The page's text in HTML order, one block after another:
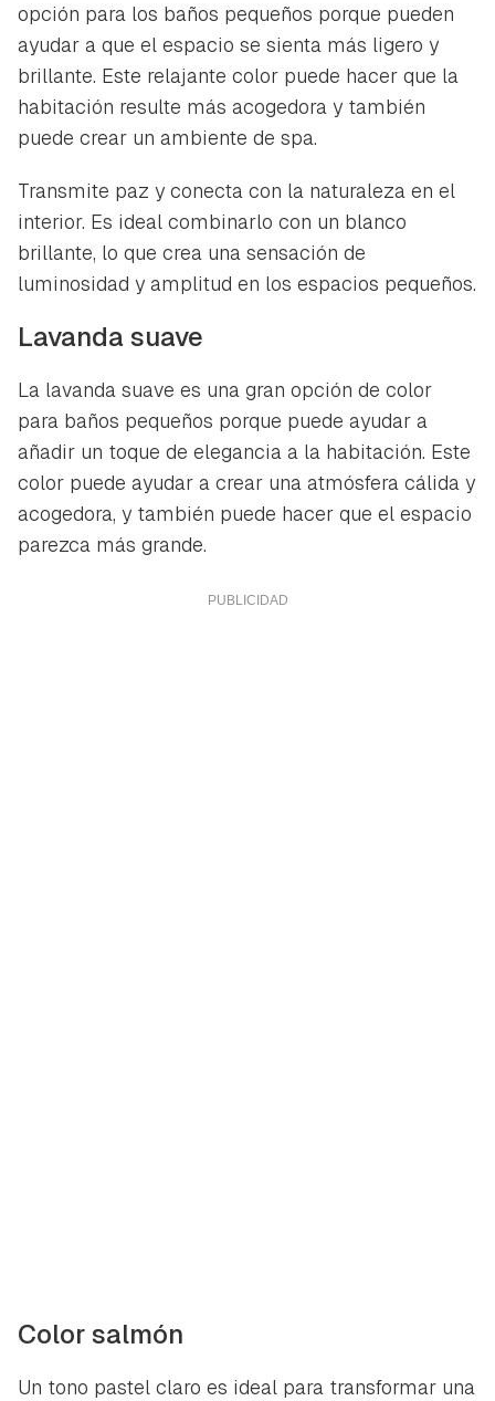
opción para los baños pequeños porque pueden
ayudar a que el espacio se sienta más ligero y
brillante. Este relajante color puede hacer que la
habitación resulte más acogedora y también
puede crear un ambiente de spa.
Transmite paz y conecta con la naturaleza en el
interior. Es ideal combinarlo con un blanco
brillante, lo que crea una sensación de
luminosidad y amplitud en los espacios pequeños.
Lavanda suave
La lavanda suave es una gran opción de color
para baños pequeños porque puede ayudar a
añadir un toque de elegancia a la habitación. Este
color puede ayudar a crear una atmósfera cálida y
acogedora, y también puede hacer que el espacio
parezca más grande.
Color salmón
Un tono pastel claro es ideal para transformar una